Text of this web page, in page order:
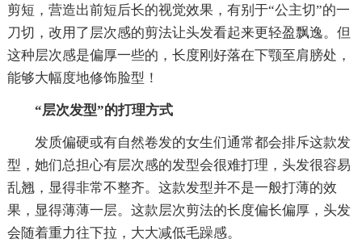
剪短，营造出前短后长的视觉效果，有别于“公主切”的一
刀切，改用了层次感的剪法让头发看起来更轻盈飘逸。但
这种层次感是偏厚一些的，长度刚好落在下颚至肩膀处，
能够大幅度地修饰脸型！
“层次发型”的打理方式
发质偏硬或有自然卷发的女生们通常都会排斥这款发
型，她们总担心有层次感的发型会很难打理，头发很容易
乱翘，显得非常不整齐。这款发型并不是一般打薄的效
果，显得薄薄一层。这款层次剪法的长度偏长偏厚，头发
会随着重力往下拉，大大减低毛躁感。